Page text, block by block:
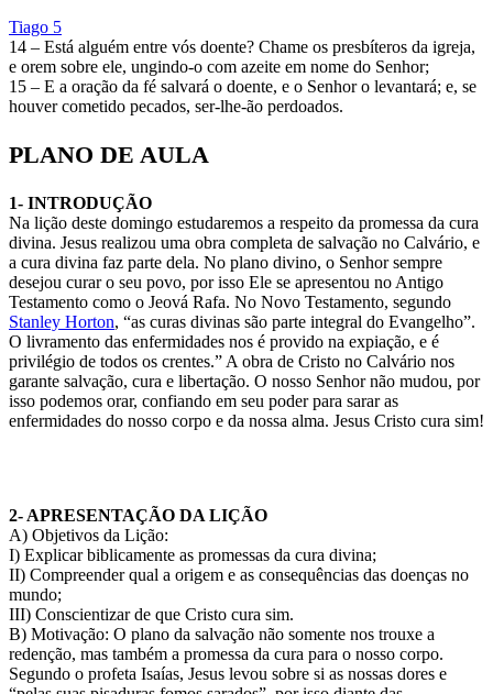
Tiago 5
14 – Está alguém entre vós doente? Chame os presbíteros da igreja,
e orem sobre ele, ungindo-o com azeite em nome do Senhor;
15 – E a oração da fé salvará o doente, e o Senhor o levantará; e, se
houver cometido pecados, ser-lhe-ão perdoados.
PLANO DE AULA
1- INTRODUÇÃO
Na lição deste domingo estudaremos a respeito da promessa da cura
divina. Jesus realizou uma obra completa de salvação no Calvário, e
a cura divina faz parte dela. No plano divino, o Senhor sempre
desejou curar o seu povo, por isso Ele se apresentou no Antigo
Testamento como o Jeová Rafa. No Novo Testamento, segundo
Stanley Horton, “as curas divinas são parte integral do Evangelho”.
O livramento das enfermidades nos é provido na expiação, e é
privilégio de todos os crentes.” A obra de Cristo no Calvário nos
garante salvação, cura e libertação. O nosso Senhor não mudou, por
isso podemos orar, confiando em seu poder para sarar as
enfermidades do nosso corpo e da nossa alma. Jesus Cristo cura sim!
2- APRESENTAÇÃO DA LIÇÃO
A) Objetivos da Lição:
I) Explicar biblicamente as promessas da cura divina;
II) Compreender qual a origem e as consequências das doenças no
mundo;
III) Conscientizar de que Cristo cura sim.
B) Motivação: O plano da salvação não somente nos trouxe a
redenção, mas também a promessa da cura para o nosso corpo.
Segundo o profeta Isaías, Jesus levou sobre si as nossas dores e